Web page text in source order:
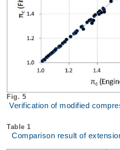
Fig. 5
Verification of modified
Table 1
Comparison result of